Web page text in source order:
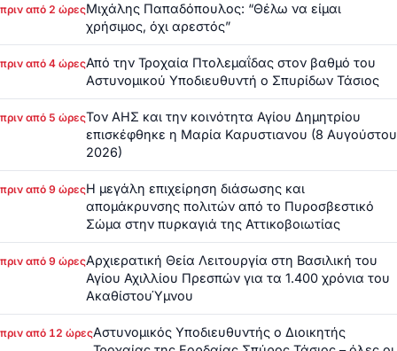
πριν από 2 ώρεςΜιχάλης Παπαδόπουλος: “Θέλω να είμαι
χρήσιμος, όχι αρεστός”
πριν από 4 ώρεςΑπό την Τροχαία Πτολεμαΐδας στον βαθμό του
Αστυνομικού Υποδιευθυντή ο Σπυρίδων Τάσιος
πριν από 5 ώρεςΤον ΑΗΣ και την κοινότητα Αγίου Δημητρίου
επισκέφθηκε η Μαρία Καρυστιανου (8 Αυγούστου
2026)
πριν από 9 ώρεςΗ μεγάλη επιχείρηση διάσωσης και
απομάκρυνσης πολιτών από το Πυροσβεστικό
Σώμα στην πυρκαγιά της Αττικοβοιωτίας
πριν από 9 ώρεςΑρχιερατική Θεία Λειτουργία στη Βασιλική του
Αγίου Αχιλλίου Πρεσπών για τα 1.400 χρόνια του
ΑκαθίστουΎμνου
πριν από 12 ώρεςΑστυνομικός Υποδιευθυντής ο Διοικητής